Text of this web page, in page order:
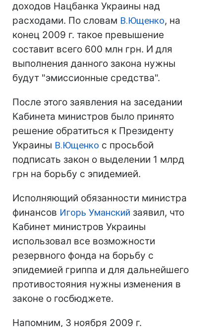
доходов Нацбанка Украины над
расходами. По словам В.Ющенко, на
конец 2009 г. такое превышение
составит всего 600 млн грн. И для
выполнения данного закона нужны
будут "эмиссионные средства".
После этого заявления на заседании
Кабинета министров было принято
решение обратиться к Президенту
Украины В.Ющенко с просьбой
подписать закон о выделении 1 млрд
грн на борьбу с эпидемией.
Исполняющий обязанности министра
финансов Игорь Уманский заявил, что
Кабинет министров Украины
использовал все возможности
резервного фонда на борьбу с
эпидемией гриппа и для дальнейшего
противостояния нужны изменения в
законе о госбюджете.
Напомним, 3 ноября 2009 г.